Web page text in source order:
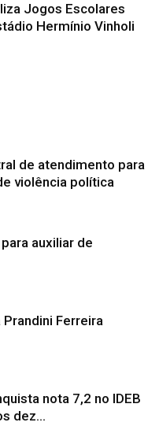
Jogos Escolares
Hermínio Vinholi
de atendimento para
violência política
auxiliar de
Ferreira
nota 7,2 no IDEB
dez...